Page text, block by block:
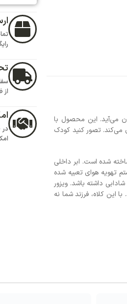
می‌آید. این محصول با
می‌کند. تصور کنید کودک
ساخته شده است. ابر داخلی
تهویه هوای تعبیه شده
داشته باشد. ویزور
این کلاه، فرزند شما نه
از
در